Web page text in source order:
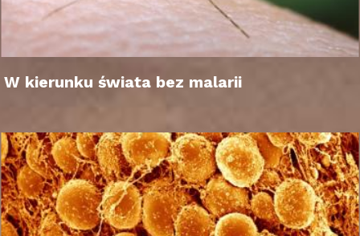
W kierunku świata bez malarii